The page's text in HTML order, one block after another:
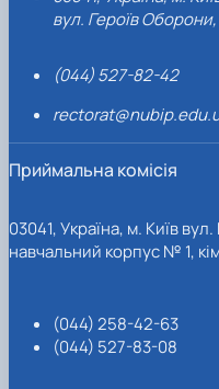
вул. Героїв Оборони,
(044) 527-82-42
Приймальна комісія
03041, Україна, м. Київ
навчальний корпус № 1,
(044) 258-42-63
(044) 527-83-08